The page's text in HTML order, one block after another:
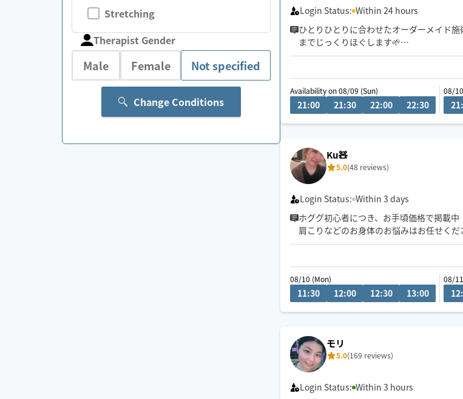
Stretching
Therapist Gender
Male Female Not specified
Change Conditions
Login Status: Within 24 hours
ひとりひとりに合わせたオーダーメイド施
までじっくりほぐします🌱
Availability on 08/09 (Sun)
21:00 21:30 22:00 22:30
08/
Ku🧸
5.0(48 reviews)
Login Status: Within 3 days
ホググ初心者につき、お手頃価格で掲載中
肩こりなどのお身体のお悩みはお任せくだ
愛知県での施術の方は90分〜のご予約で
08/10 (Mon)
11:30 12:00 12:30 13:00
08/
モリ
5.0(169 reviews)
Login Status: Within 3 hours